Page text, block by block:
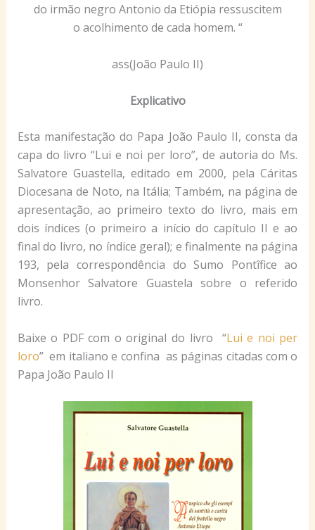
do irmão negro Antonio da Etiópia ressuscitem
o acolhimento de cada homem. “
ass(João Paulo II)
Explicativo
Esta manifestação do Papa João Paulo II, consta da
capa do livro “Lui e noi per loro”, de autoria do Ms.
Salvatore Guastella, editado em 2000, pela Cáritas
Diocesana de Noto, na Itália; Também, na página de
apresentação, ao primeiro texto do livro, mais em
dois índices (o primeiro a início do capítulo II e ao
final do livro, no índice geral); e finalmente na página
193, pela correspondência do Sumo Pontîfice ao
Monsenhor Salvatore Guastela sobre o referido
livro.
Baixe o PDF com o original do livro “Lui e noi per
loro” em italiano e confina as páginas citadas com o
Papa João Paulo II